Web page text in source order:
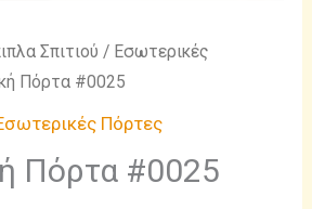
Σπιτιού / Εσωτερικές
Πόρτα #0025
Πόρτες
Πόρτα #0025